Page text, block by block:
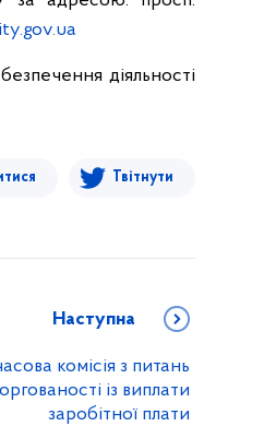
діяльності
Твітнути
Наступна
комісія з питань
із виплати
заробітної плати